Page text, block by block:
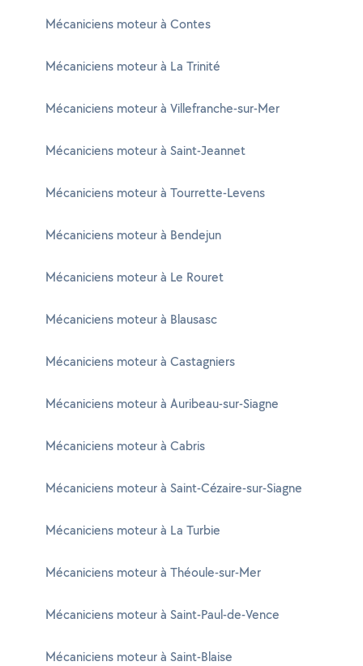
Mécaniciens moteur à Contes
Mécaniciens moteur à La Trinité
Mécaniciens moteur à Villefranche-sur-Mer
Mécaniciens moteur à Saint-Jeannet
Mécaniciens moteur à Tourrette-Levens
Mécaniciens moteur à Bendejun
Mécaniciens moteur à Le Rouret
Mécaniciens moteur à Blausasc
Mécaniciens moteur à Castagniers
Mécaniciens moteur à Auribeau-sur-Siagne
Mécaniciens moteur à Cabris
Mécaniciens moteur à Saint-Cézaire-sur-Siagne
Mécaniciens moteur à La Turbie
Mécaniciens moteur à Théoule-sur-Mer
Mécaniciens moteur à Saint-Paul-de-Vence
Mécaniciens moteur à Saint-Blaise